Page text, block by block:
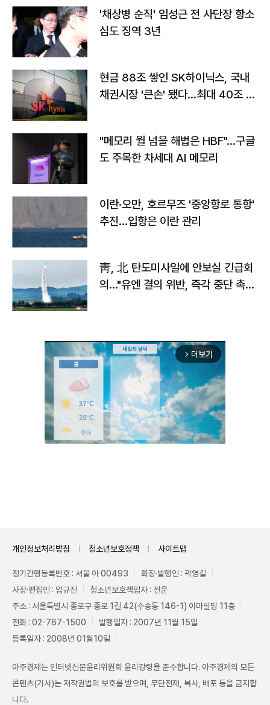
'채상병 순직' 임성근 전 사단장 항소
심도 징역 3년
현금 88조 쌓인 SK하이닉스, 국내
채권시장 '큰손' 됐다…최대 40조 투
"메모리 월 넘을 해법은 HBF"…구글
도 주목한 차세대 AI 메모리
이란·오만, 호르무즈 '중앙항로 통항'
추진…입항은 이란 관리
靑, 北 탄도미사일에 안보실 긴급회
의…"유엔 결의 위반, 즉각 중단 촉
arrow_forward_ios 더보기
개인정보처리방침 청소년보호정책 사이트맵
정기간행등록번호 : 서울 아 00493
회장·발행인 : 곽영길
사장·편집인 : 임규진
청소년보호책임자 : 전운
주소 : 서울특별시 종로구 종로 1길 42(수송동 146-1) 이마빌딩 11층
전화 : 02-767-1500
발행일자 : 2007년 11월 15일
등록일자 : 2008년 01월10일
아주경제는 인터넷신문윤리위원회 윤리강령을 준수합니다. 아주경제의 모든
콘텐츠(기사)는 저작권법의 보호를 받으며, 무단전재, 복사, 배포 등을 금지합
니다.